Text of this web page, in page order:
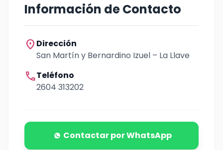
Información de Contacto
location_on Dirección
San Martín y Bernardino Izuel – La Llave
callTeléfono
2604 313202
Contactar por WhatsApp